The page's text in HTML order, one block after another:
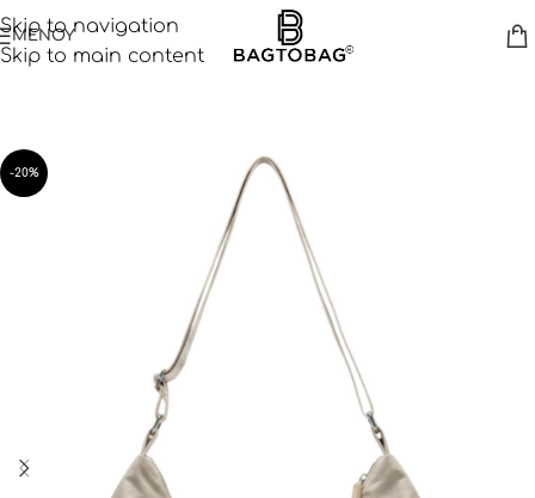
Skip to navigation
Skip to main content
ΜΕΝΟΥ
-20%